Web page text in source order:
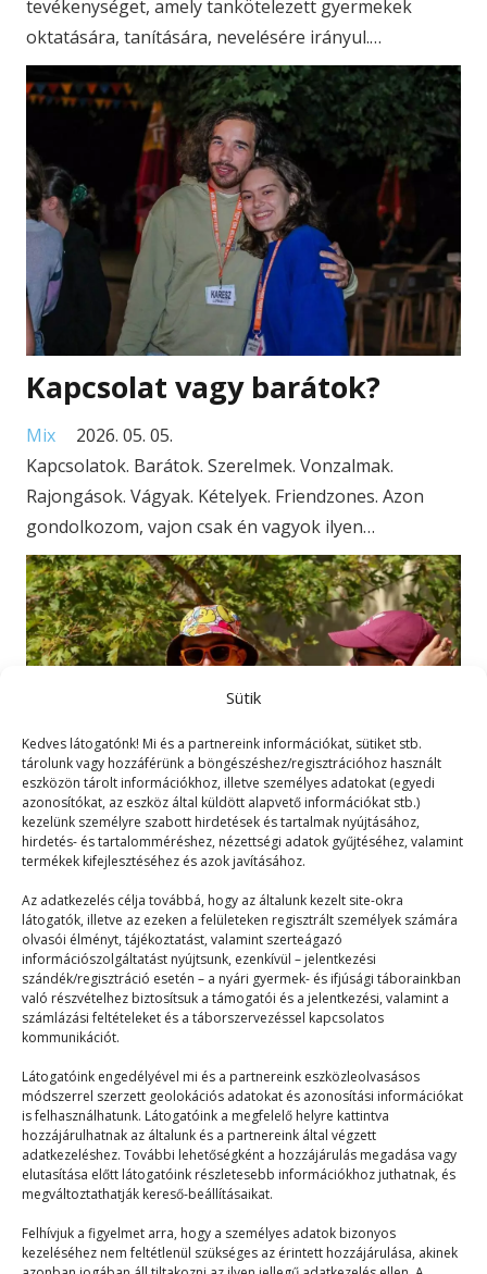
Sütik
Kedves látogatónk! Mi és a partnereink információkat, sütiket stb.
tárolunk vagy hozzáférünk a böngészéshez/regisztrációhoz használt
eszközön tárolt információkhoz, illetve személyes adatokat (egyedi
azonosítókat, az eszköz által küldött alapvető információkat stb.)
kezelünk személyre szabott hirdetések és tartalmak nyújtásához,
hirdetés- és tartalomméréshez, nézettségi adatok gyűjtéséhez, valamint
termékek kifejlesztéséhez és azok javításához.
Az adatkezelés célja továbbá, hogy az általunk kezelt site-okra
látogatók, illetve az ezeken a felületeken regisztrált személyek számára
olvasói élményt, tájékoztatást, valamint szerteágazó
információszolgáltatást nyújtsunk, ezenkívül – jelentkezési
szándék/regisztráció esetén – a nyári gyermek- és ifjúsági táborainkban
való részvételhez biztosítsuk a támogatói és a jelentkezési, valamint a
számlázási feltételeket és a táborszervezéssel kapcsolatos
kommunikációt.
Látogatóink engedélyével mi és a partnereink eszközleolvasásos
módszerrel szerzett geolokációs adatokat és azonosítási információkat
is felhasználhatunk. Látogatóink a megfelelő helyre kattintva
hozzájárulhatnak az általunk és a partnereink által végzett
adatkezeléshez. További lehetőségként a hozzájárulás megadása vagy
elutasítása előtt látogatóink részletesebb információkhoz juthatnak, és
megváltoztathatják kereső-beállításaikat.
Felhívjuk a figyelmet arra, hogy a személyes adatok bizonyos
kezeléséhez nem feltétlenül szükséges az érintett hozzájárulása, akinek
tevékenységet, amely tankötelezett gyermekek
oktatására, tanítására, nevelésére irányul.…
Kapcsolat vagy barátok?
Mix
2026. 05. 05.
Kapcsolatok. Barátok. Szerelmek. Vonzalmak.
Rajongások. Vágyak. Kételyek. Friendzones. Azon
gondolkozom, vajon csak én vagyok ilyen…
Kommentáljunk!
Mix
2026. 07. 03.
Kommentálás. Erről a szóról nekem a felnőttkorom
jut eszembe, hiszen én is kommentátor szeretnék
lenni.…
© 2023–2026